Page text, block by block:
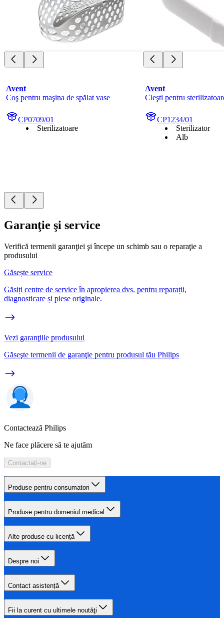
Avent
Coş pentru maşina de spălat vase
CP0709/01
Sterilizatoare
Avent
Cleşti pentru
CP1234/01
Sterilizator
Alb
Garanţie şi service
Verifică termenii garanţiei şi începe un schimb sau o reparaţie a
produsului
Găsește service
Găsiți centre de service în apropierea dvs. pentru reparații,
diagnosticare și piese originale.
Vezi garanţiile produsului
Găseşte termenii de garanţie pentru produsul tău Philips
Contactează Philips
Ne face plăcere să te ajutăm
Contactați-ne
Produse pentru consumatori
Produse pentru domeniul medical
Alte produse cu licență
Despre noi
Contact asistență
Fii la curent cu ultimele noutăţi